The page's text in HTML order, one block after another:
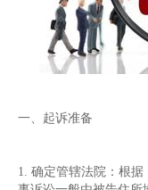
一、起诉准备
1. 确定管辖法院：根